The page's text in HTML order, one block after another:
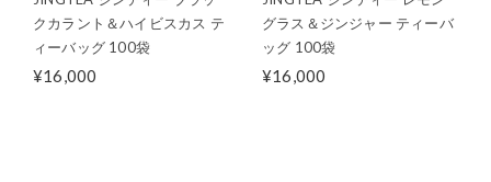
クカラント＆ハイビスカス テ
ィーバッグ 100袋
¥16,000
グラス＆ジンジャー ティーバ
ッグ 100袋
¥16,000